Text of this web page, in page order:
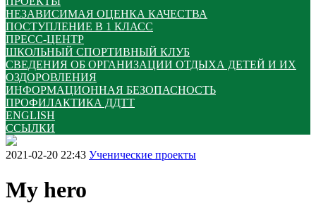
НЕЗАВИСИМАЯ ОЦЕНКА КАЧЕСТВА
ПОСТУПЛЕНИЕ В 1 КЛАСС
ПРЕСС-ЦЕНТР
ШКОЛЬНЫЙ СПОРТИВНЫЙ КЛУБ
СВЕДЕНИЯ ОБ ОРГАНИЗАЦИИ ОТДЫХА ДЕТЕЙ И ИХ
ОЗДОРОВЛЕНИЯ
ИНФОРМАЦИОННАЯ БЕЗОПАСНОСТЬ
ПРОФИЛАКТИКА ДДТТ
ENGLISH
ССЫЛКИ
2021-02-20 22:43 Ученические проекты
My hero